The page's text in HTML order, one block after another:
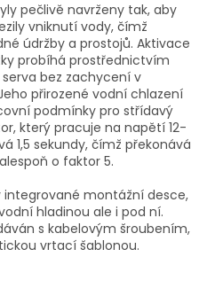
pečlivě navrženy tak, aby
vniknutí vody, čímž
údržby a prostojů. Aktivace
probíhá prostřednictvím
bez zachycení v
přirozené vodní chlazení
podmínky pro střídavý
který pracuje na napětí 12-
1,5 sekundy, čímž překonává
o faktor 5.
integrované montážní desce,
hladinou ale i pod ní.
s kabelovým šroubením,
vrtací šablonou.